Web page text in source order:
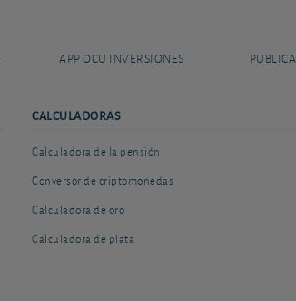
APP OCU INVERSIONES
CALCULADORAS
Calculadora de la pensión
Conversor de criptomonedas
Calculadora de oro
Calculadora de plata